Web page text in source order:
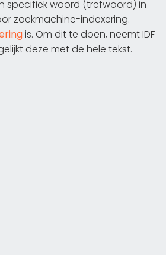
specifiek woord (trefwoord) in
zoekmachine-indexering.
is. Om dit te doen, neemt IDF
deze met de hele tekst.